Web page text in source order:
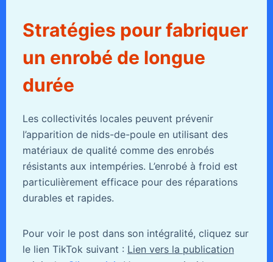
Stratégies pour fabriquer
un enrobé de longue
durée
Les collectivités locales peuvent prévenir
l’apparition de nids-de-poule en utilisant des
matériaux de qualité comme des enrobés
résistants aux intempéries. L’enrobé à froid est
particulièrement efficace pour des réparations
durables et rapides.
Pour voir le post dans son intégralité, cliquez sur
le lien TikTok suivant : Lien vers la publication